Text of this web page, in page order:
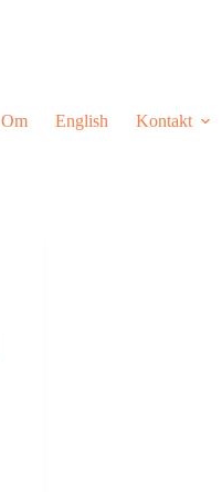
Om English Kontakt